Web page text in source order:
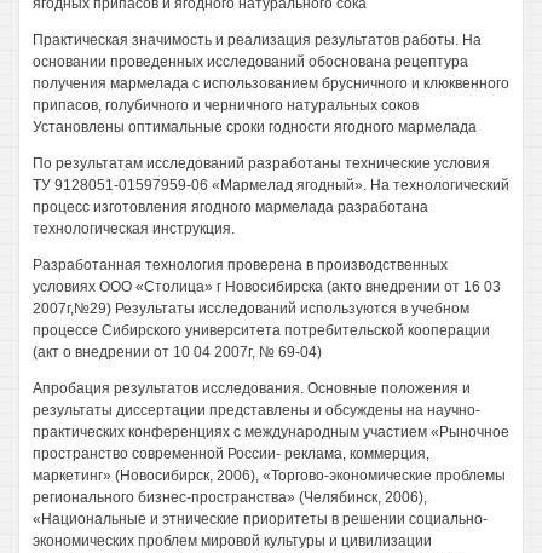
ягодных припасов и ягодного натурального сока
Практическая значимость и реализация результатов работы. На
основании проведенных исследований обоснована рецептура
получения мармелада с использованием брусничного и клюквенного
припасов, голубичного и черничного натуральных соков
Установлены оптимальные сроки годности ягодного мармелада
По результатам исследований разработаны технические условия
ТУ 9128051-01597959-06 «Мармелад ягодный». На технологический
процесс изготовления ягодного мармелада разработана
технологическая инструкция.
Разработанная технология проверена в производственных
условиях ООО «Столица» г Новосибирска (акто внедрении от 16 03
2007г,№29) Результаты исследований используются в учебном
процессе Сибирского университета потребительской кооперации
(акт о внедрении от 10 04 2007г, № 69-04)
Апробация результатов исследования. Основные положения и
результаты диссертации представлены и обсуждены на научно-
практических конференциях с международным участием «Рыночное
пространство современной России- реклама, коммерция,
маркетинг» (Новосибирск, 2006), «Торгово-экономические проблемы
регионального бизнес-пространства» (Челябинск, 2006),
«Национальные и этнические приоритеты в решении социально-
экономических проблем мировой культуры и цивилизации